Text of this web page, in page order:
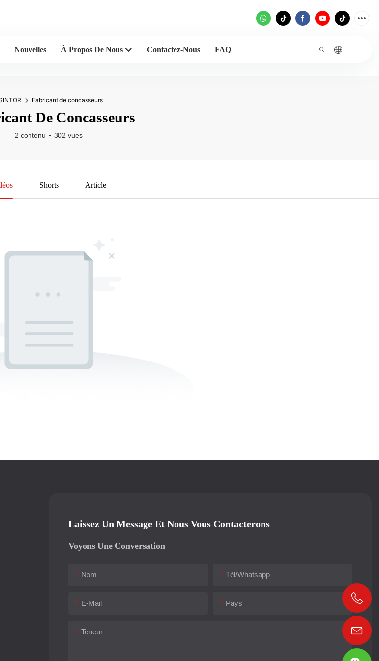
Nouvelles À Propos De Nous Contactez-Nous FAQ
Fabricant de concasseurs
De Concasseurs
2 contenu 302 vues
Shorts Article
Laissez Un Message Et Nous Vous Contacterons
Voyons Une Conversation
Nom Tél/whatsapp
E-Mail Pays
Teneur